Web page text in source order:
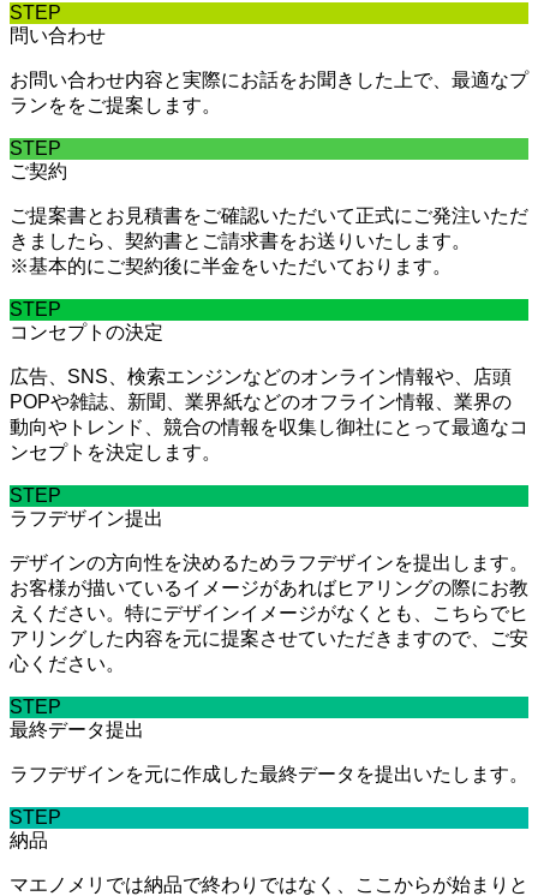
STEP
問い合わせ
お問い合わせ内容と実際にお話をお聞きした上で、最適なプ
ランををご提案します。
STEP
ご契約
ご提案書とお見積書をご確認いただいて正式にご発注いただ
きましたら、契約書とご請求書をお送りいたします。
※基本的にご契約後に半金をいただいております。
STEP
コンセプトの決定
広告、SNS、検索エンジンなどのオンライン情報や、店頭
POPや雑誌、新聞、業界紙などのオフライン情報、業界の
動向やトレンド、競合の情報を収集し御社にとって最適なコ
ンセプトを決定します。
STEP
ラフデザイン提出
デザインの方向性を決めるためラフデザインを提出します。
お客様が描いているイメージがあればヒアリングの際にお教
えください。特にデザインイメージがなくとも、こちらでヒ
アリングした内容を元に提案させていただきますので、ご安
心ください。
STEP
最終データ提出
ラフデザインを元に作成した最終データを提出いたします。
STEP
納品
マエノメリでは納品で終わりではなく、ここからが始まりと